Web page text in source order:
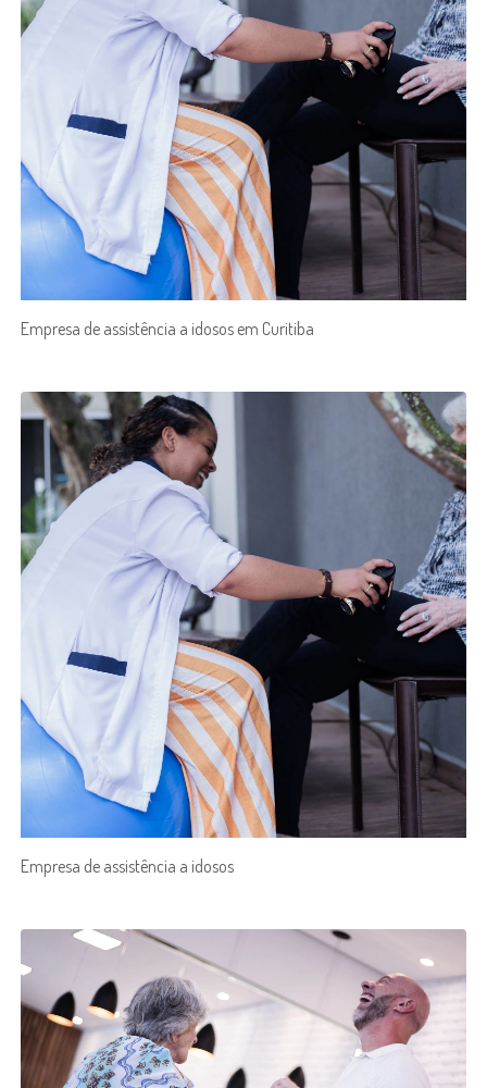
Empresa de assistência a idosos em Curitiba
Empresa de assistência a idosos